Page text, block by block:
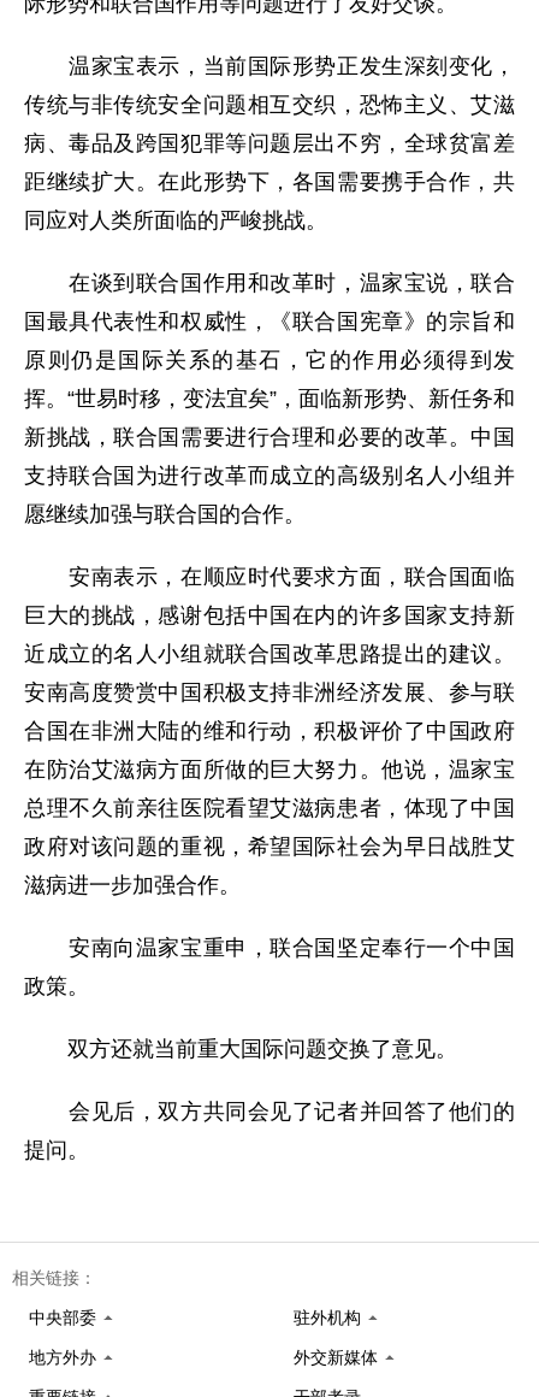
温家宝表示，当前国际形势正发生深刻变化，
传统与非传统安全问题相互交织，恐怖主义、艾滋
病、毒品及跨国犯罪等问题层出不穷，全球贫富差
距继续扩大。在此形势下，各国需要携手合作，共
同应对人类所面临的严峻挑战。
在谈到联合国作用和改革时，温家宝说，联合
国最具代表性和权威性，《联合国宪章》的宗旨和
原则仍是国际关系的基石，它的作用必须得到发
挥。“世易时移，变法宜矣”，面临新形势、新任务和
新挑战，联合国需要进行合理和必要的改革。中国
支持联合国为进行改革而成立的高级别名人小组并
愿继续加强与联合国的合作。
安南表示，在顺应时代要求方面，联合国面临
巨大的挑战，感谢包括中国在内的许多国家支持新
近成立的名人小组就联合国改革思路提出的建议。
安南高度赞赏中国积极支持非洲经济发展、参与联
合国在非洲大陆的维和行动，积极评价了中国政府
在防治艾滋病方面所做的巨大努力。他说，温家宝
总理不久前亲往医院看望艾滋病患者，体现了中国
政府对该问题的重视，希望国际社会为早日战胜艾
滋病进一步加强合作。
安南向温家宝重申，联合国坚定奉行一个中国
政策。
双方还就当前重大国际问题交换了意见。
会见后，双方共同会见了记者并回答了他们的
提问。
相关链接：
中央部委 驻外机构
地方外办 外交新媒体